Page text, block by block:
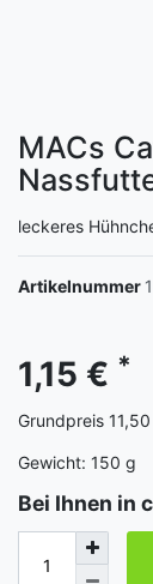
MACs
leckeres
Artikelnummer
1,15 € *
Grundpreis
Gewicht: 150 g
Bei Ihnen in